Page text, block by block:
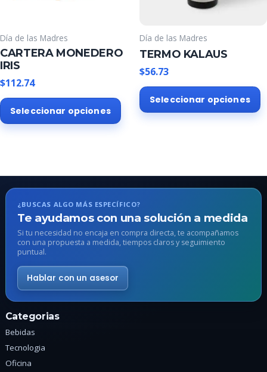
página
de
producto
Día de las Madres
CARTERA MONEDERO
IRIS
$112.74
Seleccionar opciones
Este
producto
opciones
se
pueden
elegir
en
página
de
producto
Día de las Madres
TERMO KALAUS
$56.73
Seleccionar opciones
¿BUSCAS ALGO MÁS ESPECÍFICO?
Te ayudamos con una solución a medida
Si tu necesidad no encaja en compra directa, te acompañamos
con una propuesta a medida, tiempos claros y seguimiento
puntual.
Hablar con un asesor
Categorias
Bebidas
Tecnologia
Oficina